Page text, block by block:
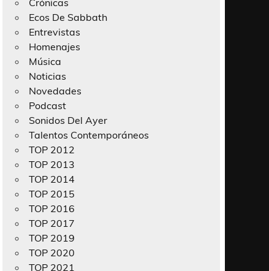
Ecos De Sabbath
Entrevistas
Homenajes
Música
Noticias
Novedades
Podcast
Sonidos Del Ayer
Talentos Contemporáneos
TOP 2012
TOP 2013
TOP 2014
TOP 2015
TOP 2016
TOP 2017
TOP 2019
TOP 2020
TOP 2021